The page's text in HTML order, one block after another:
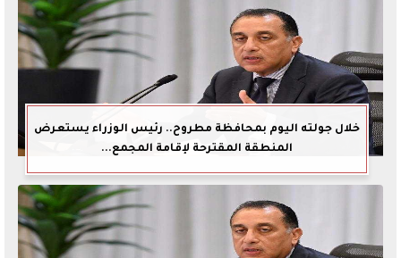
خلال جولته اليوم بمحافظة مطروح.. رئيس الوزراء يستعرض
المنطقة المقترحة لإقامة المجمع...